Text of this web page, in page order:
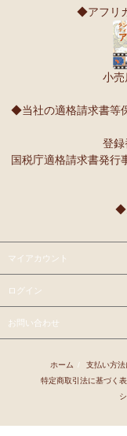
開催決定！【
に弟子入り体験ワー
〈1日コース〉〈2日
レギュラーカ
【
り 賞味期限間近セー
【予約開始】
テンゲ◇ハイクオリ
◇で仕立てた新作登
手彫り金細工
小学一年の授業で、
ひげ』を読ませてもら
クラスで読み聞かせ
顔を見合わせて笑う
ー！と声をあげて笑う
Ｓさまより ティ
先日購入させて頂いた
また、ダウディのほか
す。他にも2点気にな
アフリカらしいデザイ
今着けているネックレ
Ｙさまより 紅茶ア
ミルクティーで飲むと
Ｋさまより ■初め
カ・バラカへのご感
◆アフリ
小売
◆当社の適格請求書等
登
国税庁適格請求書発行
◆
マイアカウント
ログイン
お問い合わせ
ホーム / 支払い方法
特定商取引法に基づく